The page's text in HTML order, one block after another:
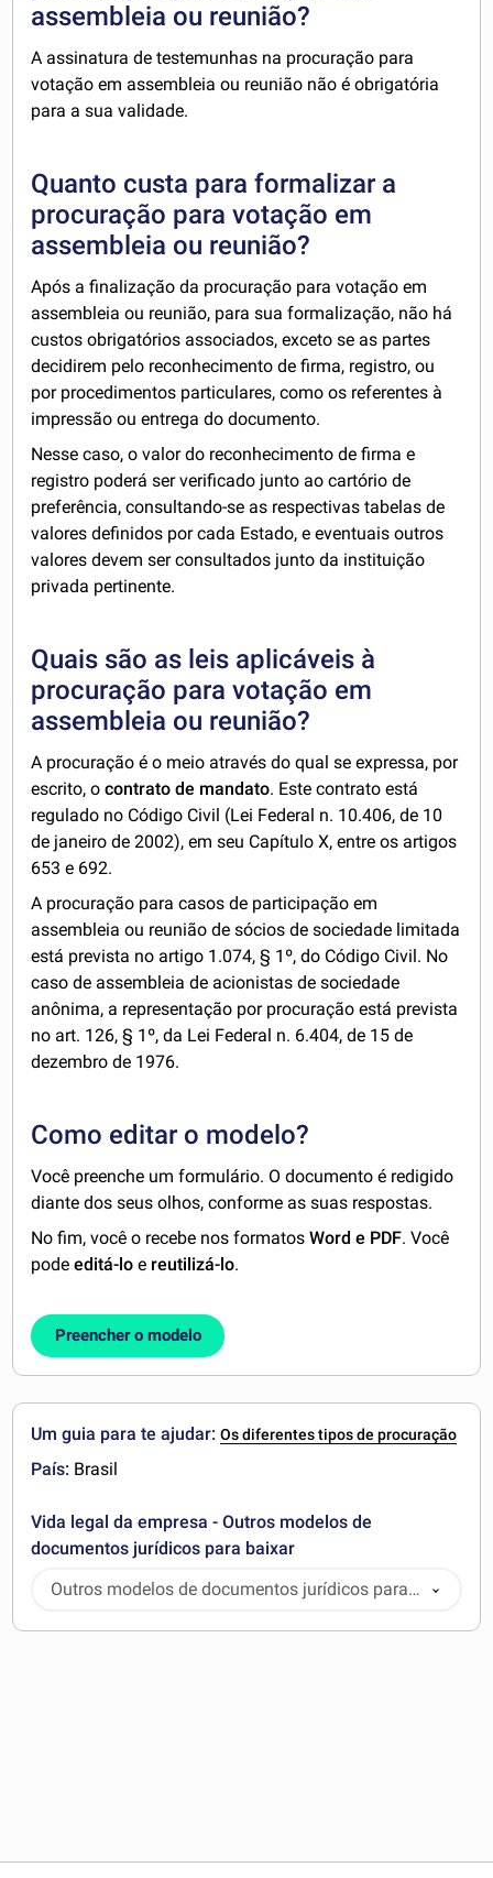
assembleia ou reunião?
A assinatura de testemunhas na procuração para
votação em assembleia ou reunião não é obrigatória
para a sua validade.
Quanto custa para formalizar a
procuração para votação em
assembleia ou reunião?
Após a finalização da procuração para votação em
assembleia ou reunião, para sua formalização, não há
custos obrigatórios associados, exceto se as partes
decidirem pelo reconhecimento de firma, registro, ou
por procedimentos particulares, como os referentes à
impressão ou entrega do documento.
Nesse caso, o valor do reconhecimento de firma e
registro poderá ser verificado junto ao cartório de
preferência, consultando-se as respectivas tabelas de
valores definidos por cada Estado, e eventuais outros
valores devem ser consultados junto da instituição
privada pertinente.
Quais são as leis aplicáveis à
procuração para votação em
assembleia ou reunião?
A procuração é o meio através do qual se expressa, por
escrito, ocontrato de mandato. Este contrato está
regulado no Código Civil (Lei Federal n. 10.406, de 10
de janeiro de 2002), em seu Capítulo X, entre os artigos
653 e 692.
A procuração para casos de participação em
assembleia ou reunião de sócios de sociedade limitada
está prevista no artigo 1.074, § 1º, do Código Civil. No
caso de assembleia de acionistas de sociedade
anônima, a representação por procuração está prevista
no art. 126, § 1º, da Lei Federal n. 6.404, de 15 de
dezembro de 1976.
Como editar o modelo?
Você preenche um formulário. O documento é redigido
diante dos seus olhos, conforme as suas respostas.
No fim, você o recebe nos formatosWord e PDF. Você
podeeditá-lo e reutilizá-lo.
Preencher o modelo
Um guia para te ajudar:Os diferentes tipos de procuração
País: Brasil
Vida legal da empresa - Outros modelos de
documentos jurídicos para baixar
Outros modelos de documentos jurídicos para
baixar